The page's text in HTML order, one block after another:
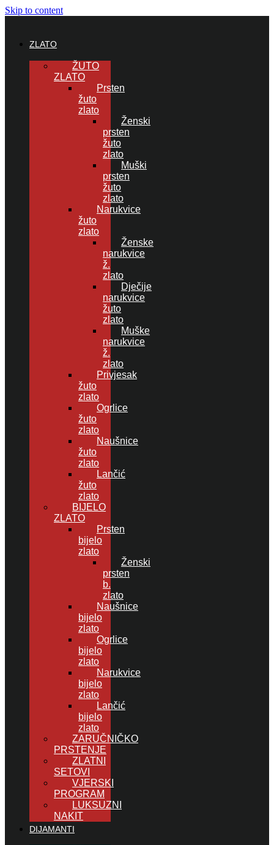
Skip to content
ZLATO
ŽUTO
ZLATO
Prsten
žuto
zlato
Ženski
prsten
žuto
zlato
Muški
prsten
žuto
zlato
Narukvice
žuto
zlato
Ženske
narukvice
ž.
zlato
Dječije
narukvice
žuto
zlato
Muške
narukvice
ž.
zlato
Privjesak
žuto
zlato
Ogrlice
žuto
zlato
Naušnice
žuto
zlato
Lančić
žuto
zlato
BIJELO
ZLATO
Prsten
bijelo
zlato
Ženski
prsten
b.
zlato
Naušnice
bijelo
zlato
Ogrlice
bijelo
zlato
Narukvice
bijelo
zlato
Lančić
bijelo
zlato
ZARUČNIČKO
PRSTENJE
ZLATNI
SETOVI
VJERSKI
PROGRAM
LUKSUZNI
NAKIT
DIJAMANTI